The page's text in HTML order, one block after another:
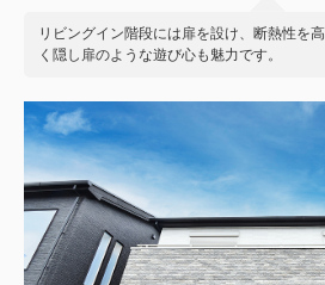
リビングイン階段には扉を設け、断熱性を
く隠し扉のような遊び心も魅力です。